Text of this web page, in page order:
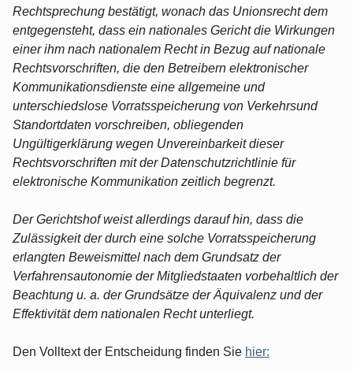
Rechtsprechung bestätigt, wonach das Unionsrecht dem
entgegensteht, dass ein nationales Gericht die Wirkungen
einer ihm nach nationalem Recht in Bezug auf nationale
Rechtsvorschriften, die den Betreibern elektronischer
Kommunikationsdienste eine allgemeine und
unterschiedslose Vorratsspeicherung von Verkehrsund
Standortdaten vorschreiben, obliegenden
Ungültigerklärung wegen Unvereinbarkeit dieser
Rechtsvorschriften mit der Datenschutzrichtlinie für
elektronische Kommunikation zeitlich begrenzt.
Der Gerichtshof weist allerdings darauf hin, dass die
Zulässigkeit der durch eine solche Vorratsspeicherung
erlangten Beweismittel nach dem Grundsatz der
Verfahrensautonomie der Mitgliedstaaten vorbehaltlich der
Beachtung u. a. der Grundsätze der Äquivalenz und der
Effektivität dem nationalen Recht unterliegt.
Den Volltext der Entscheidung finden Sie hier: